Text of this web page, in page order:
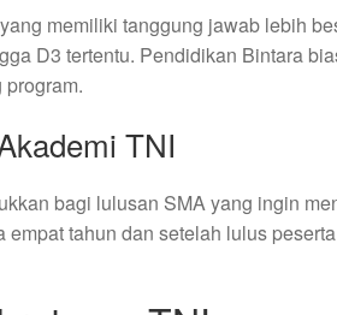
memiliki tanggung jawab lebih
D3 tertentu. Pendidikan Bintara
TNI
bagi lulusan SMA yang ingin
tahun dan setelah lulus